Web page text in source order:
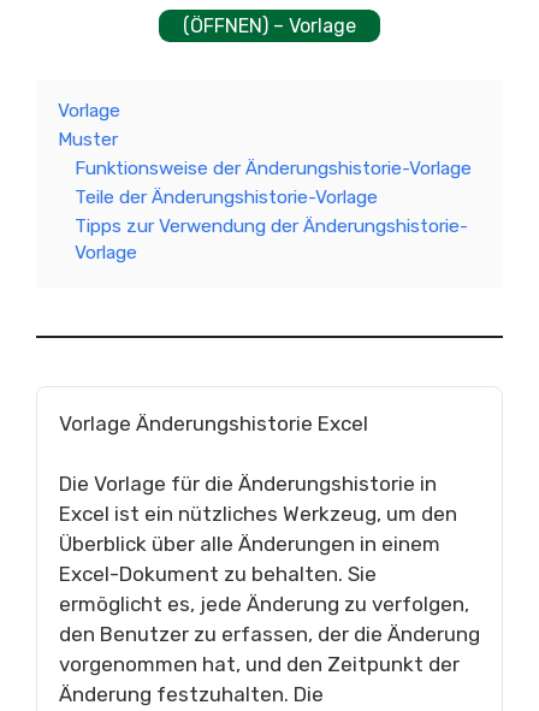
(ÖFFNEN) – Vorlage
Vorlage
Muster
Funktionsweise der Änderungshistorie-Vorlage
Teile der Änderungshistorie-Vorlage
Tipps zur Verwendung der Änderungshistorie-
Vorlage
Vorlage Änderungshistorie Excel
Die Vorlage für die Änderungshistorie in
Excel ist ein nützliches Werkzeug, um den
Überblick über alle Änderungen in einem
Excel-Dokument zu behalten. Sie
ermöglicht es, jede Änderung zu verfolgen,
den Benutzer zu erfassen, der die Änderung
vorgenommen hat, und den Zeitpunkt der
Änderung festzuhalten. Die